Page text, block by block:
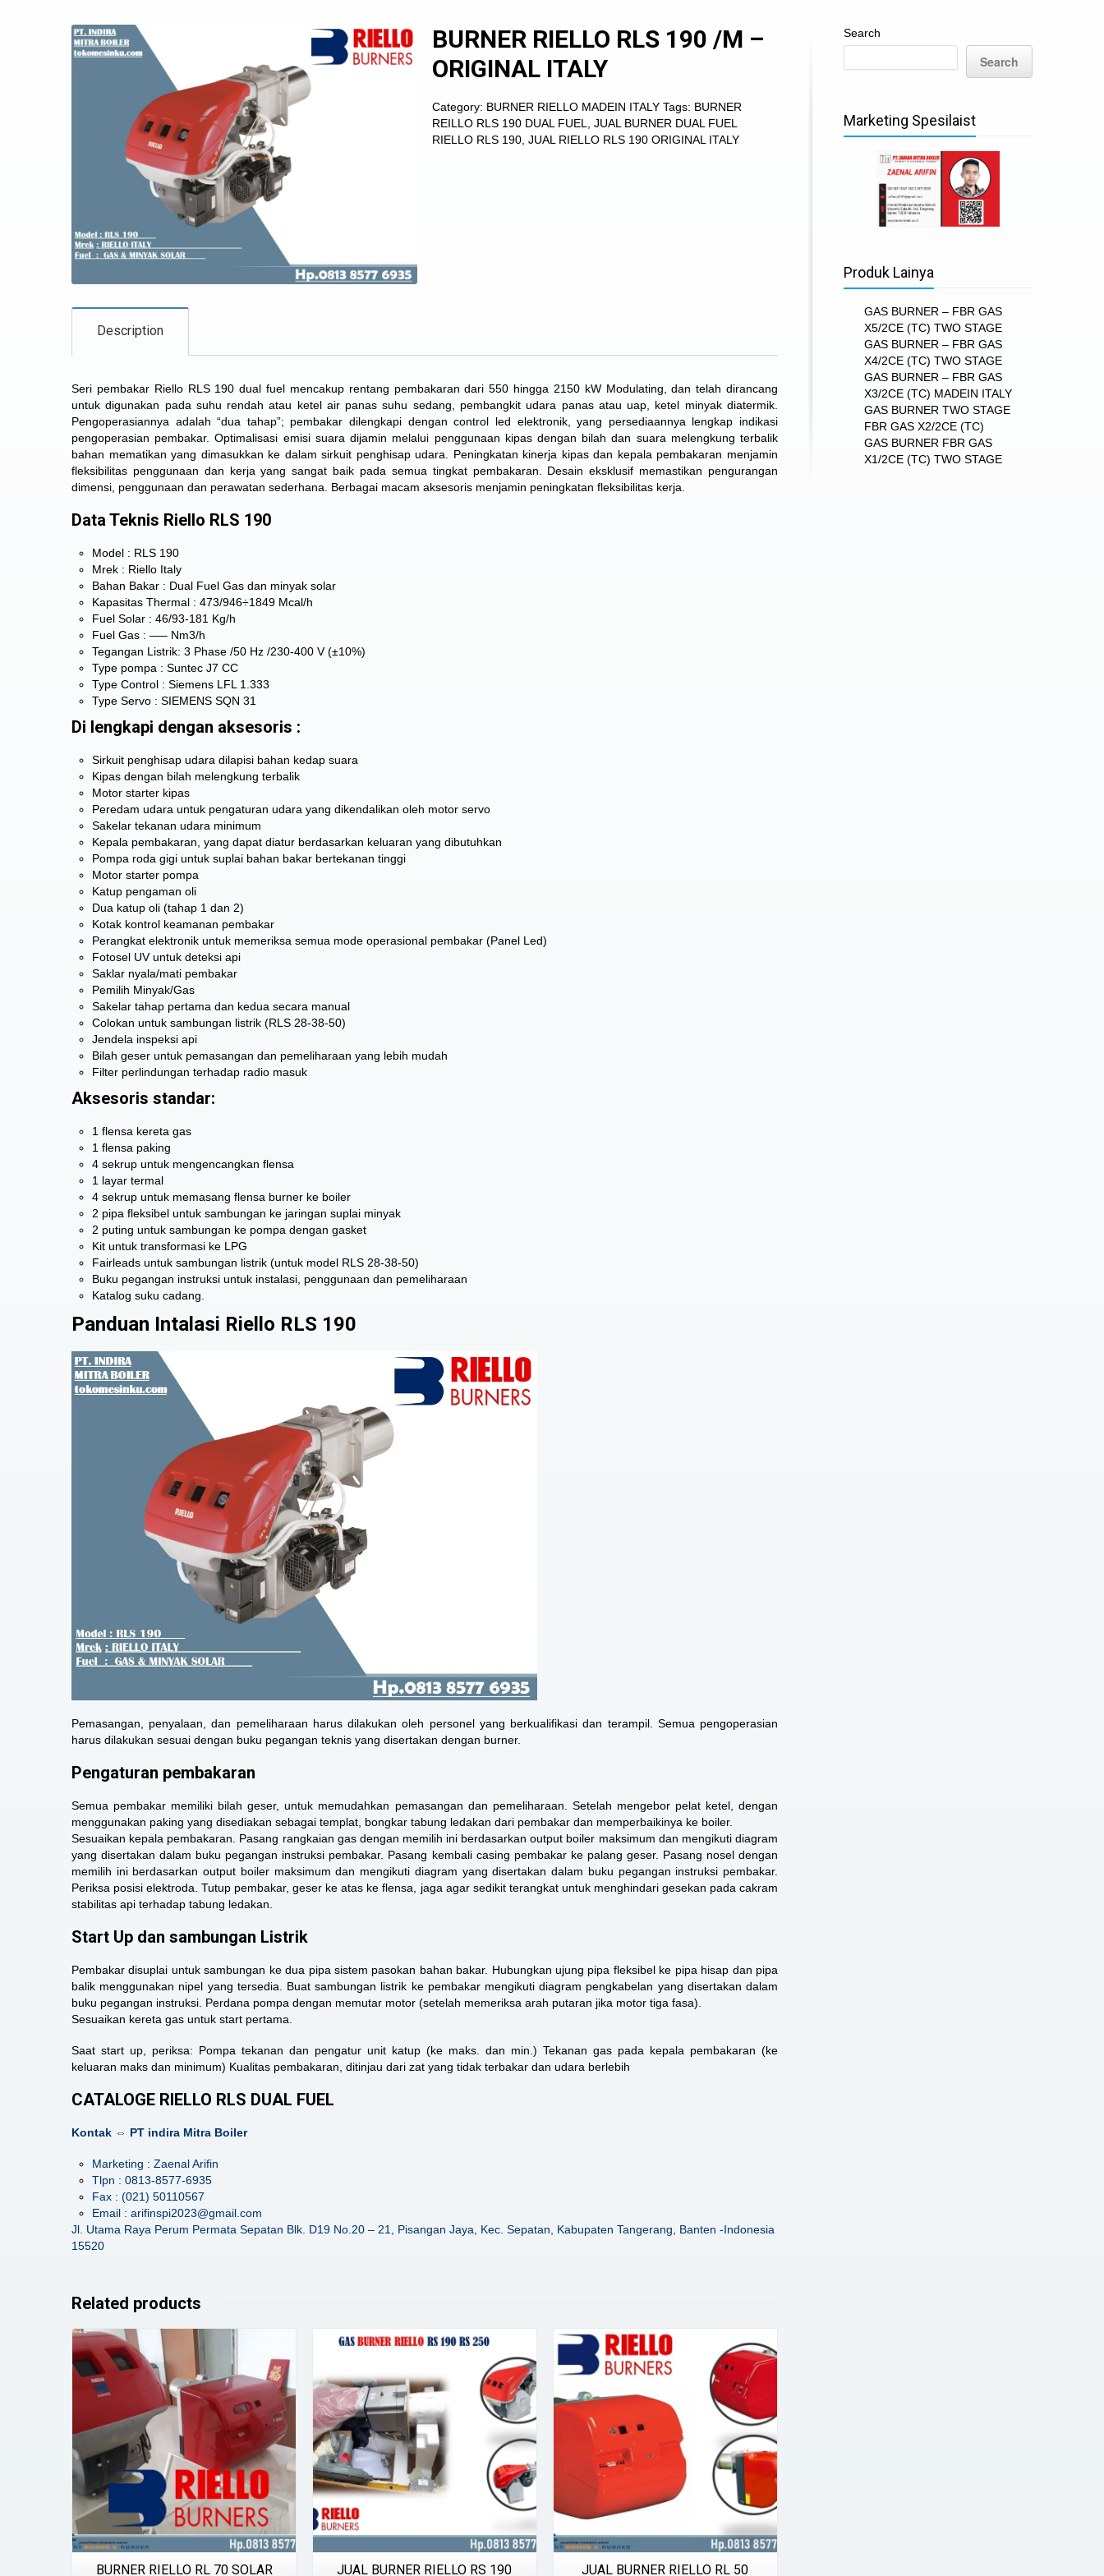
BURNER RIELLO RLS 190 /M –
ORIGINAL ITALY
Category: BURNER RIELLO MADEIN ITALY Tags: BURNER
REILLO RLS 190 DUAL FUEL
,JUAL BURNER DUAL FUEL
RIELLO RLS 190 ,JUAL RIELLO RLS 190 ORIGINAL ITALY
Description
Seri pembakar Riello RLS 190 dual fuel mencakup rentang pembakaran dari 550 hingga 2150 kW Modulating, dan telah dirancang
untuk digunakan pada suhu rendah atau ketel air panas suhu sedang, pembangkit udara panas atau uap, ketel minyak diatermik.
Pengoperasiannya adalah “dua tahap”; pembakar dilengkapi dengan control led elektronik, yang persediaannya lengkap indikasi
pengoperasian pembakar. Optimalisasi emisi suara dijamin melalui penggunaan kipas dengan bilah dan suara melengkung terbalik
bahan mematikan yang dimasukkan ke dalam sirkuit penghisap udara. Peningkatan kinerja kipas dan kepala pembakaran menjamin
fleksibilitas penggunaan dan kerja yang sangat baik pada semua tingkat pembakaran. Desain eksklusif memastikan pengurangan
dimensi, penggunaan dan perawatan sederhana. Berbagai macam aksesoris menjamin peningkatan fleksibilitas kerja.
Data Teknis Riello RLS 190
Model : RLS 190
Mrek : Riello Italy
Bahan Bakar : Dual Fuel Gas dan minyak solar
Kapasitas Thermal : 473/946÷1849 Mcal/h
Fuel Solar : 46/93-181 Kg/h
Fuel Gas : —– Nm3/h
Tegangan Listrik: 3 Phase /50 Hz /230-400 V (±10%)
Type pompa : Suntec J7 CC
Type Control : Siemens LFL 1.333
Type Servo : SIEMENS SQN 31
Di lengkapi dengan aksesoris :
Sirkuit penghisap udara dilapisi bahan kedap suara
Kipas dengan bilah melengkung terbalik
Motor starter kipas
Peredam udara untuk pengaturan udara yang dikendalikan oleh motor servo
Sakelar tekanan udara minimum
Kepala pembakaran, yang dapat diatur berdasarkan keluaran yang dibutuhkan
Pompa roda gigi untuk suplai bahan bakar bertekanan tinggi
Motor starter pompa
Katup pengaman oli
Dua katup oli (tahap 1 dan 2)
Kotak kontrol keamanan pembakar
Perangkat elektronik untuk memeriksa semua mode operasional pembakar (Panel Led)
Fotosel UV untuk deteksi api
Saklar nyala/mati pembakar
Pemilih Minyak/Gas
Sakelar tahap pertama dan kedua secara manual
Colokan untuk sambungan listrik (RLS 28-38-50)
Jendela inspeksi api
Bilah geser untuk pemasangan dan pemeliharaan yang lebih mudah
Filter perlindungan terhadap radio masuk
Aksesoris standar:
1 flensa kereta gas
1 flensa paking
4 sekrup untuk mengencangkan flensa
1 layar termal
4 sekrup untuk memasang flensa burner ke boiler
2 pipa fleksibel untuk sambungan ke jaringan suplai minyak
2 puting untuk sambungan ke pompa dengan gasket
Kit untuk transformasi ke LPG
Fairleads untuk sambungan listrik (untuk model RLS 28-38-50)
Buku pegangan instruksi untuk instalasi, penggunaan dan pemeliharaan
Katalog suku cadang.
Panduan Intalasi Riello RLS 190
Pemasangan, penyalaan, dan pemeliharaan harus dilakukan oleh personel yang berkualifikasi dan terampil. Semua pengoperasian
harus dilakukan sesuai dengan buku pegangan teknis yang disertakan dengan burner.
Pengaturan pembakaran
Semua pembakar memiliki bilah geser, untuk memudahkan pemasangan dan pemeliharaan. Setelah mengebor pelat ketel, dengan
menggunakan paking yang disediakan sebagai templat, bongkar tabung ledakan dari pembakar dan memperbaikinya ke boiler.
Sesuaikan kepala pembakaran. Pasang rangkaian gas dengan memilih ini berdasarkan output boiler maksimum dan mengikuti diagram
yang disertakan dalam buku pegangan instruksi pembakar. Pasang kembali casing pembakar ke palang geser. Pasang nosel dengan
memilih ini berdasarkan output boiler maksimum dan mengikuti diagram yang disertakan dalam buku pegangan instruksi pembakar.
Periksa posisi elektroda. Tutup pembakar, geser ke atas ke flensa, jaga agar sedikit terangkat untuk menghindari gesekan pada cakram
stabilitas api terhadap tabung ledakan.
Start Up dan sambungan Listrik
Pembakar disuplai untuk sambungan ke dua pipa sistem pasokan bahan bakar. Hubungkan ujung pipa fleksibel ke pipa hisap dan pipa
balik menggunakan nipel yang tersedia. Buat sambungan listrik ke pembakar mengikuti diagram pengkabelan yang disertakan dalam
buku pegangan instruksi. Perdana pompa dengan memutar motor (setelah memeriksa arah putaran jika motor tiga fasa).
Sesuaikan kereta gas untuk start pertama.
Saat start up, periksa: Pompa tekanan dan pengatur unit katup (ke maks. dan min.) Tekanan gas pada kepala pembakaran (ke
keluaran maks dan minimum) Kualitas pembakaran, ditinjau dari zat yang tidak terbakar dan udara berlebih
CATALOGE RIELLO RLS DUAL FUEL
Kontak ⇔ PT indira Mitra Boiler
Marketing : Zaenal Arifin
Tlpn : 0813-8577-6935
Fax : (021) 50110567
Email : arifinspi2023@gmail.com
Jl. Utama Raya Perum Permata Sepatan Blk. D19 No.20 – 21, Pisangan Jaya, Kec. Sepatan, Kabupaten Tangerang, Banten -Indonesia
15520
Related products
Details
BURNER RIELLO RL 70 SOLAR JUAL BURNER RIELLO RS 190
Details
JUAL BURNER RIELLO RL 50
Search
Search
Marketing Spesilaist
Produk Lainya
GAS BURNER – FBR GAS
X5/2CE (TC) TWO STAGE
GAS BURNER – FBR GAS
X4/2CE (TC) TWO STAGE
GAS BURNER – FBR GAS
X3/2CE (TC) MADEIN ITALY
GAS BURNER TWO STAGE
FBR GAS X2/2CE (TC)
GAS BURNER FBR GAS
X1/2CE (TC) TWO STAGE